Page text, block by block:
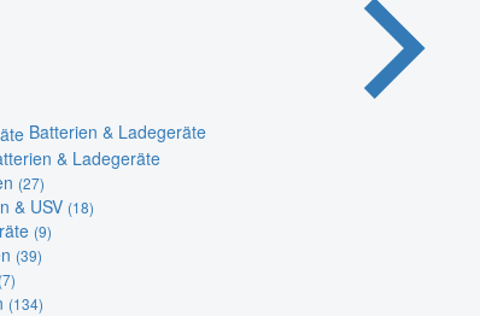
Batterien & Ladegeräte
& Ladegeräte
(27)
& USV (18)
(9)
(39)
(7)
(134)